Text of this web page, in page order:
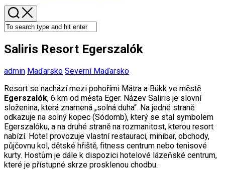
Saliris Resort Egerszalók
admin Maďarsko Severní Maďarsko
Resort se nachází mezi pohořími Mátra a Bükk ve městě
Egerszalók, 6 km od města Eger. Název Saliris je slovní
složenina, která znamená „solná duha“. Na jedné straně
odkazuje na solný kopec (Sódomb), který se stal symbolem
Egerszalóku, a na druhé straně na rozmanitost, kterou resort
nabízí. Hotel provozuje vlastní restauraci, minibar, obchody,
půjčovnu kol, dětské hřiště, fitness centrum nebo tenisové
kurty. Hostům je dále k dispozici hotelové lázeňské centrum,
které je přístupné skrze prosklenou chodbu.